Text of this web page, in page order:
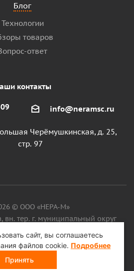
Блог
Технологии
товаров
ответ
контакты
info@neramsc.ru
Черёмушкинская, д. 25,
стр. 97
© ООО «НЕРА-М»
вн. тер. г. муниципальный округ
д. 25, стр. 97, ИНН
ОГРН 1187746099750
сайт, вы соглашаетесь
файлов cookie. Подробнее
Принять